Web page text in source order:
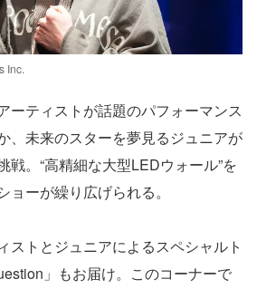
Inc.
ーティストが話題のパフォーマンス
、未来のスターを夢⾒るジュニアが
戦。“⾼精細な⼤型LEDウォール”を
ーが繰り広げられる。
ストとジュニアによるスペシャルト
」もお届け。このコーナーで